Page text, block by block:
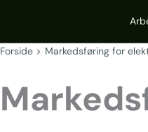
Forside Markedsføring for